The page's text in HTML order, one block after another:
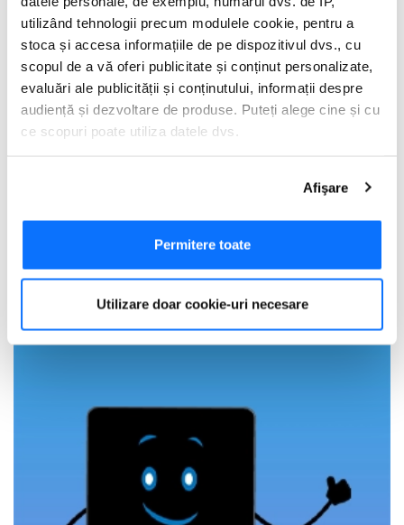
utilizând tehnologii precum modulele cookie, pentru a
stoca și accesa informațiile de pe dispozitivul dvs., cu
scopul de a vă oferi publicitate și conținut personalizate,
evaluări ale publicității și conținutului, informații despre
audiență și dezvoltare de produse. Puteți alege cine și cu
ce scopuri poate utiliza datele dvs.
Să colectăm informațiile cu privire la locația dvs.
geografică cu o exactitate de până la câțiva metri
Să vă identificăm dispozitivul scanândul-l în mod
dvs. personale și configurați-vă preferințele la
cu detalii. Vă puteți modifica sau retrage oricând acordul
pe website, pentru a analiza traficul pe website, precum
si pentru activitatea noastra de publicitate online.
Folosind site-ul fără a modifica setările referitoare la
cookie-uri înseamnă că sunteti de acord cu folosirea
acestora.Află mai multe aici
Afişare
Permitere toate
Utilizare doar cookie-uri necesare